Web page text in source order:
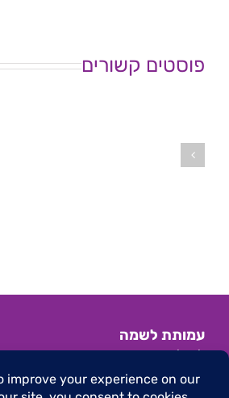
פוסטים קשורים
עמותת לשמה
לשילוב מתמודדים והעצמה
הצהרת נגישות|תנאי שימוש באתר